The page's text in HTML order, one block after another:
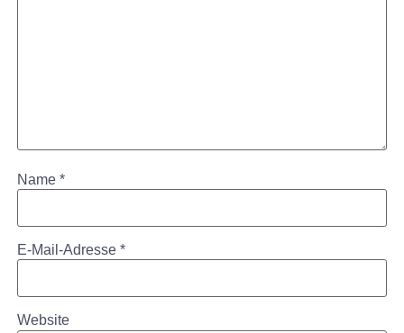
Name *
E-Mail-Adresse *
Website